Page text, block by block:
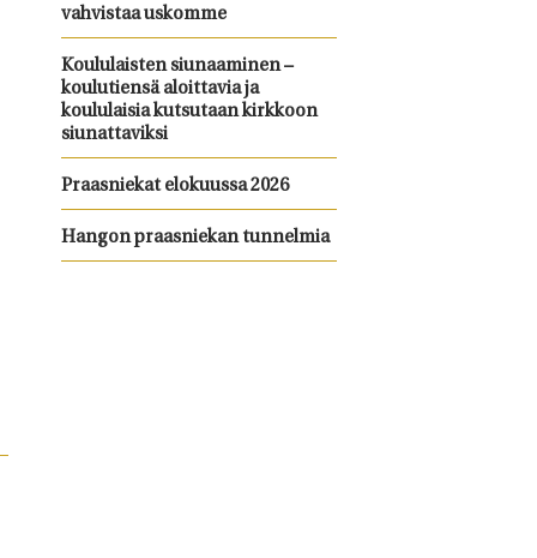
vahvistaa uskomme
Koululaisten siunaaminen –
koulutiensä aloittavia ja
koululaisia kutsutaan kirkkoon
siunattaviksi
Praasniekat elokuussa 2026
Hangon praasniekan tunnelmia